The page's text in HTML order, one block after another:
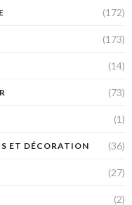
(172)
(173)
(14)
(73)
(1)
ET DÉCORATION (36)
(27)
(2)